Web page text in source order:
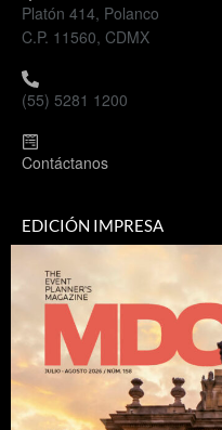
Platón 414, Polanco
C.P. 11560, CDMX
(55) 5281 1200
Contáctanos
EDICIÓN IMPRESA